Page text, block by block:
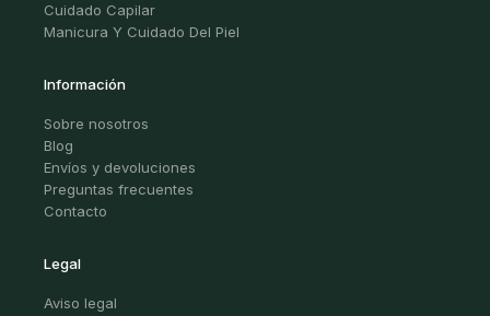
Cuidado Capilar
Manicura Y Cuidado Del Piel
Información
Sobre nosotros
Blog
Envíos y devoluciones
Preguntas frecuentes
Contacto
Legal
Aviso legal